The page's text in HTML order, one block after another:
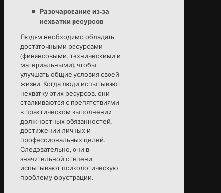
Разочарование из-за
нехватки ресурсов
Людям необходимо обладать
достаточными ресурсами
(финансовыми, техническими и
материальными), чтобы
улучшать общие условия своей
жизни. Когда люди испытывают
нехватку этих ресурсов, они
сталкиваются с препятствиями
в практическом выполнении
должностных обязанностей,
достижении личных и
профессиональных целей.
Следовательно, они в
значительной степени
испытывают психологическую
проблему фрустрации.